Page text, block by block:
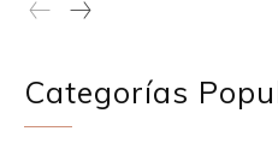
Categorías